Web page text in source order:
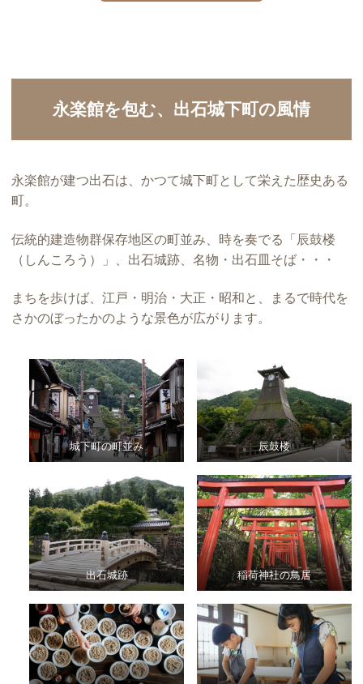
永楽館を包む、出石城下町の風情
永楽館が建つ出石は、かつて城下町として栄えた歴史ある
町。
伝統的建造物群保存地区の町並み、時を奏でる「辰鼓楼
（しんころう）」、出石城跡、名物・出石皿そば・・・
まちを歩けば、江戸・明治・大正・昭和と、まるで時代を
さかのぼったかのような景色が広がります。
城下町の町並み 辰鼓楼
出石城跡 稲荷神社の鳥居